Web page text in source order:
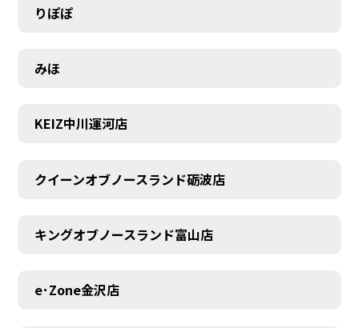
りぽぽ
みほ
KEIZ中川運河店
クイーンオブノースランド砺波店
キングオブノースランド富山店
e･Zone金沢店